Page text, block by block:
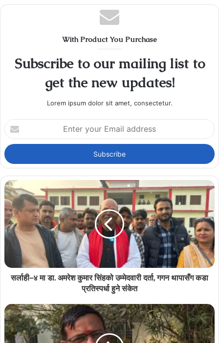
With Product You Purchase
Subscribe to our mailing list to
get the new updates!
Lorem ipsum dolor sit amet, consectetur.
Enter
your
Email
address
सर्लाही–४ मा डा. अमरेश कुमार सिंहको उम्मेदवारी दर्ता, गगन थापासँग कडा
प्रतिस्पर्धा हुने संकेत